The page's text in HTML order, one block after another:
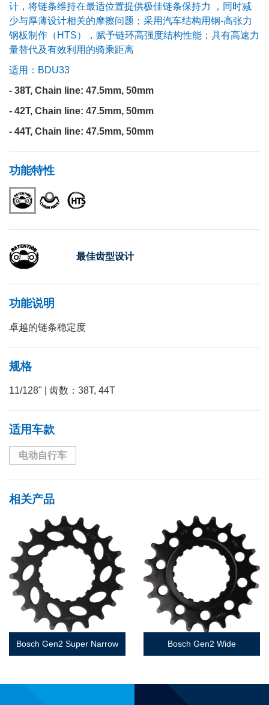
计，将链条维持在最适位置提供极佳链条保持力 ，同时减
少与厚薄设计相关的摩擦问题；采用汽车结构用钢-高张力
钢板制作（HTS），赋予链环高强度结构性能；具有高速力
量替代及有效利用的骑乘距离
适用： BDU33
- 38T, Chain line: 47.5mm, 50mm
- 42T, Chain line: 47.5mm, 50mm
- 44T, Chain line: 47.5mm, 50mm
功能特性
最佳齿型设计
功能说明
卓越的链条稳定度
规格
11/128" | 齿数：38T, 44T
适用车款
电动自行车
相关产品
Bosch Gen2 Super Narrow Bosch Gen2 Wide